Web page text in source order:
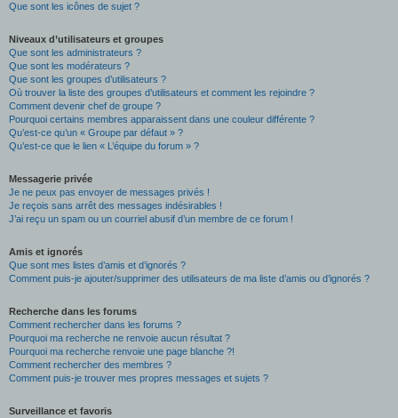
Que sont les icônes de sujet ?
Niveaux d’utilisateurs et groupes
Que sont les administrateurs ?
Que sont les modérateurs ?
Que sont les groupes d’utilisateurs ?
Où trouver la liste des groupes d’utilisateurs et comment les rejoindre ?
Comment devenir chef de groupe ?
Pourquoi certains membres apparaissent dans une couleur différente ?
Qu’est-ce qu’un « Groupe par défaut » ?
Qu’est-ce que le lien « L’équipe du forum » ?
Messagerie privée
Je ne peux pas envoyer de messages privés !
Je reçois sans arrêt des messages indésirables !
J’ai reçu un spam ou un courriel abusif d’un membre de ce forum !
Amis et ignorés
Que sont mes listes d’amis et d’ignorés ?
Comment puis-je ajouter/supprimer des utilisateurs de ma liste d’amis ou d’ignorés ?
Recherche dans les forums
Comment rechercher dans les forums ?
Pourquoi ma recherche ne renvoie aucun résultat ?
Pourquoi ma recherche renvoie une page blanche ?!
Comment rechercher des membres ?
Comment puis-je trouver mes propres messages et sujets ?
Surveillance et favoris